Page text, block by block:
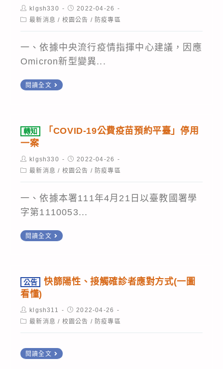
理
流
行
疫
情
揮
發
自
111
年
4
月
日
家
離
天
為
Post
author:
klgsh330
Post
published:
2022-04-26
Post最新消息 / 校園公告 / 防疫專區
一、依據中央流行疫情指揮中心建議，因應
Omicron新型變異...
閱讀全文
中
等
以
下
校
兒
因
應
嚴
轉知
「COVID-19公費疫苗預約平臺」停用
一案
Post
author:
klgsh330
Post
published:
2022-04-26
Post最新消息 / 校園公告 / 防疫專區
一、依據本署111年4月21日以臺教國署學
字第1110053...
閱讀全文
19
疫
苗
公告
快篩陽性、接觸確診者應對方式(一圖
看懂)
Post
author:
klgsh311
Post
published:
2022-04-26
Post最新消息 / 校園公告 / 防疫專區
閱讀全文